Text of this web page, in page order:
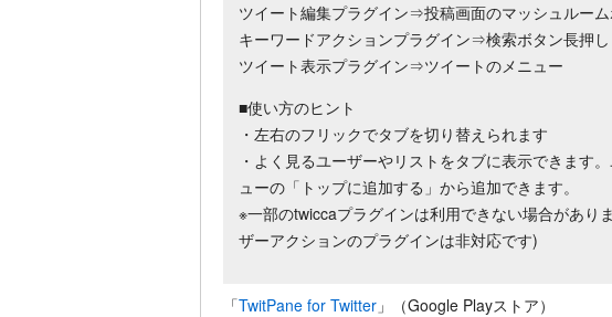
ツイート編集プラグイン⇒投稿画面のマッシュルー
キーワードアクションプラグイン⇒検索ボタン長押し
ツイート表示プラグイン⇒ツイートのメニュー
■使い方のヒント
・左右のフリックでタブを切り替えられます
・よく見るユーザーやリストをタブに表示できます
ューの「トップに追加する」から追加できます。
※一部のtwiccaプラグインは利用できない場合があり
ザーアクションのプラグインは非対応です)
「TwitPane for Twitter 」（Google Playストア）